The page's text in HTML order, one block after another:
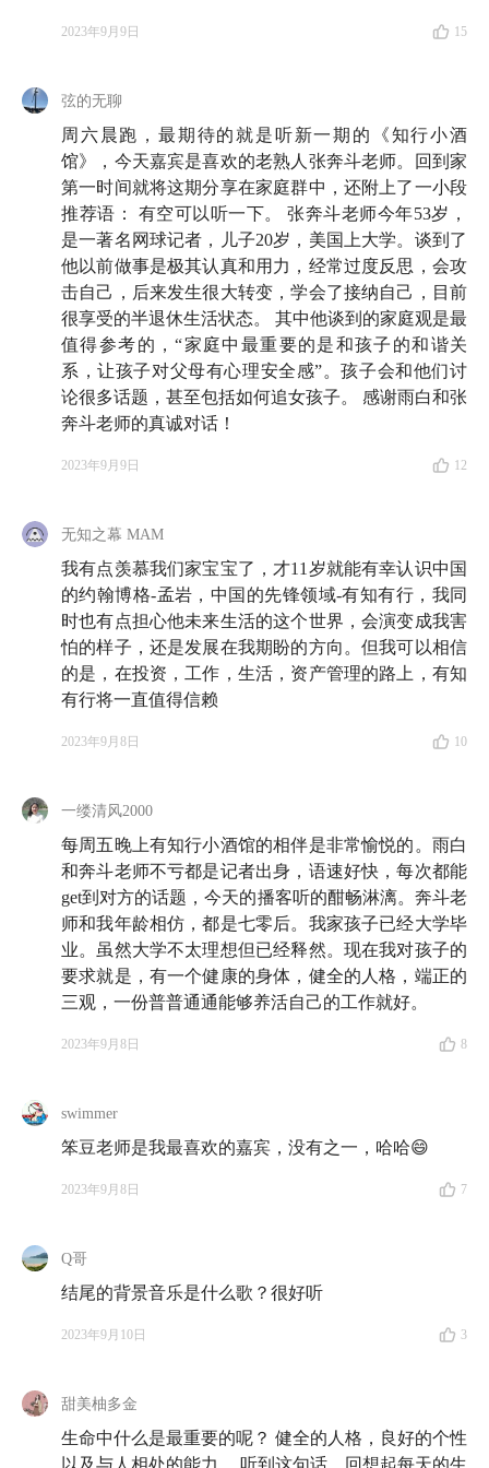
27:1740 多岁姗姗来迟的职场倦怠，奔斗老师是如何
30:362020 年初下跌时客户经理敦促他抛售手上资
产，让他痛下决心学习投资
第 2 部分 和孩子认真严肃地谈谈钱
37:12奔斗老师的教育观：家庭中最重要的是和孩子的
和谐关系，让孩子对父母有心理安全感
42:39健全的人格、良好的个性，以及与人相处的能
力，远比读名校与好工作更重要
44:58 奔斗老师的家庭会议主题：你去国外上学第一年
年收支情况
53:23奔斗老师不愿回忆的过去：用第一个月工资买了
双心心念念的旅游鞋
57:48更好的金钱教育：告知孩子家庭财务状况、父母
收入状况，并给 ta 平等交流的机会
59:13当一个孩子从未被教育钱从哪儿来，成年后，自
第 3 部分 愉快的半退休生活才是最好的状态
60:13如何在年过半百时获得较为幸福的人生感受？奔
斗老师分享了他的答案
63:58究竟什么时候我们才能停止反思自己？
66:47穷尽所有逻辑思考，却仍然违背自身性格或者风
的热情所在，这种快乐本身就是一种强大的确定性
一点
71:26「生命中一定会有很坏的一天，但那也没有什
🎧 本期提到的播客节目：
E03 孟岩对话张奔斗:投资和网球都像镜子，照出真实
2023年9月9日 15
弦的无聊
周六晨跑，最期待的就是听新一期的《知行小酒
馆》，今天嘉宾是喜欢的老熟人张奔斗老师。回到家
第一时间就将这期分享在家庭群中，还附上了一小段
推荐语： 有空可以听一下。 张奔斗老师今年53岁，
是一著名网球记者，儿子20岁，美国上大学。谈到了
他以前做事是极其认真和用力，经常过度反思，会攻
击自己，后来发生很大转变，学会了接纳自己，目前
很享受的半退休生活状态。 其中他谈到的家庭观是最
值得参考的，“家庭中最重要的是和孩子的和谐关
系，让孩子对父母有心理安全感”。孩子会和他们讨
论很多话题，甚至包括如何追女孩子。 感谢雨白和张
奔斗老师的真诚对话！
2023年9月9日 12
无知之幕 MAM
我有点羡慕我们家宝宝了，才11岁就能有幸认识中国
的约翰博格-孟岩，中国的先锋领域-有知有行，我同
时也有点担心他未来生活的这个世界，会演变成我害
怕的样子，还是发展在我期盼的方向。但我可以相信
的是，在投资，工作，生活，资产管理的路上，有知
有行将一直值得信赖
2023年9月8日 10
一缕清风2000
每周五晚上有知行小酒馆的相伴是非常愉悦的。雨白
和奔斗老师不亏都是记者出身，语速好快，每次都能
get到对方的话题，今天的播客听的酣畅淋漓。奔斗老
师和我年龄相仿，都是七零后。我家孩子已经大学毕
业。虽然大学不太理想但已经释然。现在我对孩子的
要求就是，有一个健康的身体，健全的人格，端正的
三观，一份普普通通能够养活自己的工作就好。
2023年9月8日 8
swimmer
笨豆老师是我最喜欢的嘉宾，没有之一，哈哈😄
2023年9月8日 7
Q哥
结尾的背景音乐是什么歌？很好听
2023年9月10日 3
甜美柚多金
生命中什么是最重要的呢？ 健全的人格，良好的个性
以及与人相处的能力。 听到这句话，回想起每天的生